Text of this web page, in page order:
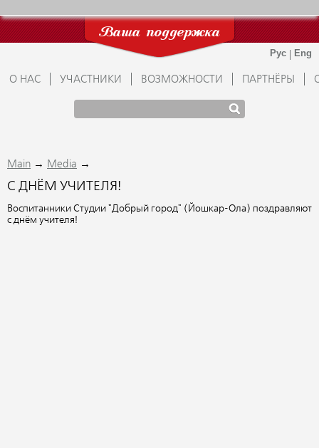
Ваша поддержка
О НАС УЧАСТНИКИ ВОЗМОЖНОСТИ ПАРТНЁРЫ
Main → Media →
С ДНЁМ УЧИТЕЛЯ!
Воспитанники Студии "Добрый город" (Йошкар-Ола) поздравляют
с днём учителя!